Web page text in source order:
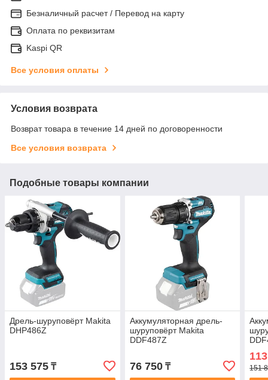
Безналичный расчет / Перевод на карту
Оплата по реквизитам
Kaspi QR
Все условия оплаты
Условия возврата
Возврат товара в течение 14 дней по договоренности
Все условия возврата
Подобные товары компании
Дрель-шуруповёрт Makita
DHP486Z
153 575 ₸
Аккумуляторная дрель-
шуруповёрт Makita
DDF487Z
76 750₸ 151